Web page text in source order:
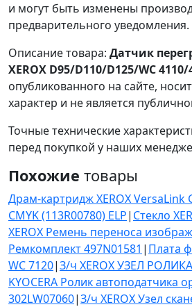
и могут быть изменены
предварительного уведомления.
Описание товара: Датчик
XEROX D95/D110/D125/WC
опубликованного на сайте,
характер и не является
Точные технические
перед покупкой у наших
Похожие товары
Драм-картридж XEROX VersaLink
CMYK (113R00780) ELP| Стекло
XEROX Ремень переноса
Ремкомплект 497N01581 | Плата
WC 7120|З/ч XEROX УЗЕЛ
KYOCERA Ролик автоподатчика
302LW07060|З/ч XEROX Узел